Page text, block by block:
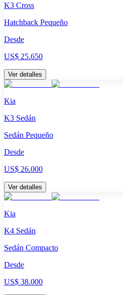
K3 Cross
Hatchback Pequeño
Desde
US$ 25.650
Ver detalles
Kia
K3 Sedán
Sedán Pequeño
Desde
US$ 26.000
Ver detalles
Kia
K4 Sedán
Sedán Compacto
Desde
US$ 38.000